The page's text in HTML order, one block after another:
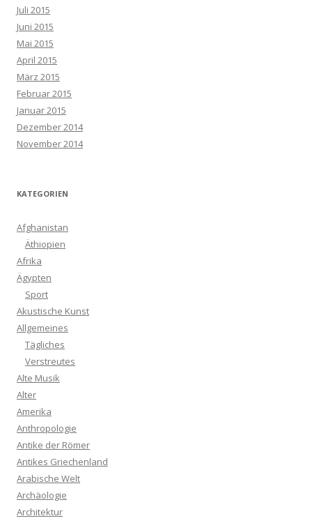
Juli 2015
Juni 2015
Mai 2015
April 2015
März 2015
Februar 2015
Januar 2015
Dezember 2014
November 2014
KATEGORIEN
Afghanistan
Äthiopien
Afrika
Ägypten
Sport
Akustische Kunst
Allgemeines
Tägliches
Verstreutes
Alte Musik
Alter
Amerika
Anthropologie
Antike der Römer
Antikes Griechenland
Arabische Welt
Archäologie
Architektur